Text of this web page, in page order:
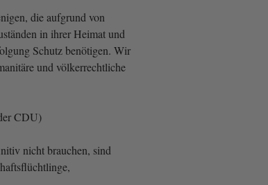
die aufgrund von
in ihrer Heimat und
Schutz benötigen. Wir
und völkerrechtliche
CDU)
nicht brauchen, sind